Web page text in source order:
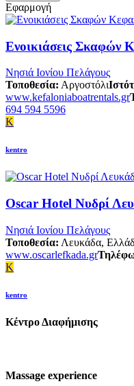
Εφαρμογή
Ενοικιάσεις Σκαφών
Νησιά Ιονίου Πελάγους
Τοποθεσία: Αργοστόλι
www.kefaloniaboatrentals.gr
694 594 5596
K
kentro
Oscar Hotel Νυδρί
Νησιά Ιονίου Πελάγους
Τοποθεσία: Λευκάδα,
www.oscarlefkada.gr
K
kentro
Κέντρο Διαφήμισης
Massage experience